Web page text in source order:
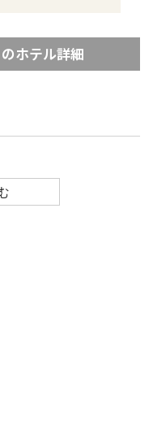
ホテル詳細